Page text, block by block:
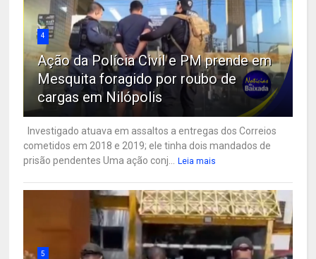
4
Ação da Polícia Civil e PM prende em
Mesquita foragido por roubo de
cargas em Nilópolis
Investigado atuava em assaltos a entregas dos Correios
cometidos em 2018 e 2019; ele tinha dois mandados de
prisão pendentes Uma ação conj... Leia mais
5